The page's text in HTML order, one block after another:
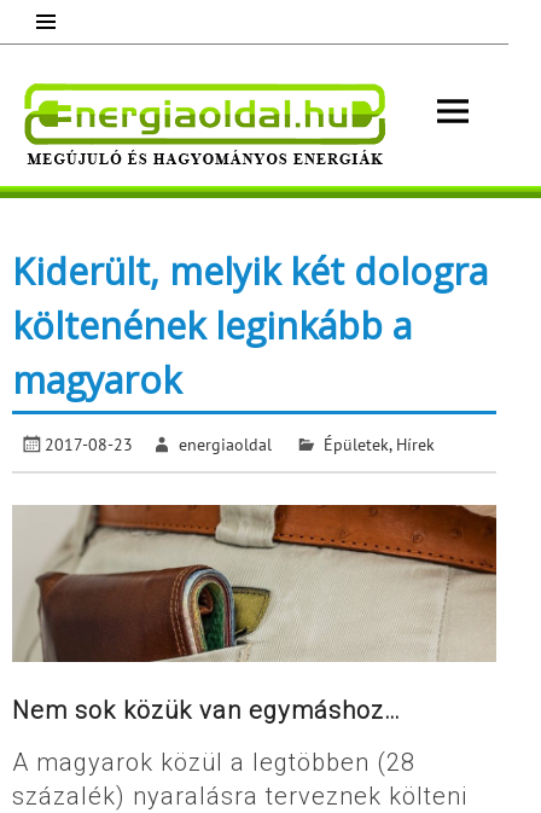
content
Megújuló és hagyományos energiák.
Kiderült, melyik két dologra
költenének leginkább a
magyarok
2017-08-23 energiaoldal Épületek, Hírek
Nem sok közük van egymáshoz…
A magyarok közül a legtöbben (28
százalék) nyaralásra terveznek költeni